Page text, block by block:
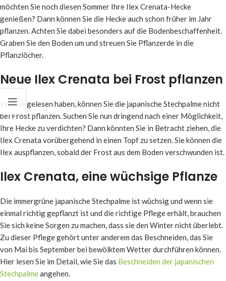
möchten Sie noch diesen Sommer Ihre Ilex Crenata-Hecke
genießen? Dann können Sie die Hecke auch schon früher im Jahr
pflanzen. Achten Sie dabei besonders auf die Bodenbeschaffenheit.
Graben Sie den Boden um und streuen Sie Pflanzerde in die
Pflanzlöcher.
Neue Ilex Crenata bei Frost pflanzen
Wie Sie gelesen haben, können Sie die japanische Stechpalme nicht
bei Frost pflanzen. Suchen Sie nun dringend nach einer Möglichkeit,
Ihre Hecke zu verdichten? Dann könnten Sie in Betracht ziehen, die
Ilex Crenata vorübergehend in einen Topf zu setzen. Sie können die
Ilex auspflanzen, sobald der Frost aus dem Boden verschwunden ist.
Ilex Crenata, eine wüchsige Pflanze
Die immergrüne japanische Stechpalme ist wüchsig und wenn sie
einmal richtig gepflanzt ist und die richtige Pflege erhält, brauchen
Sie sich keine Sorgen zu machen, dass sie den Winter nicht überlebt.
Zu dieser Pflege gehört unter anderem das Beschneiden, das Sie
von Mai bis September bei bewölktem Wetter durchführen können.
Hier lesen Sie im Detail, wie Sie das Beschneiden der japanischen
Stechpalmeangehen.